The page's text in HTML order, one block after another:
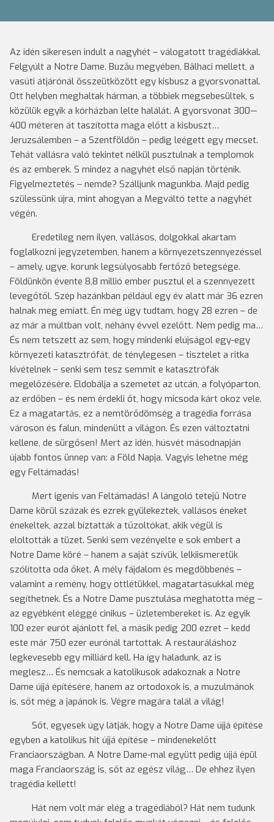
Az idén sikeresen indult a nagyhét – válogatott tragédiákkal.
Felgyúlt a Notre Dame. Buzău megyében, Bâlhaci mellett, a
vasúti átjárónál összeütközött egy kisbusz a gyorsvonattal.
Ott helyben meghaltak hárman, a többiek megsebesültek, s
közülük egyik a kórházban lelte halálát. A gyorsvonat 300—
400 méteren át taszította maga előtt a kisbuszt…
Jeruzsálemben – a Szentföldön – pedig leégett egy mecset.
Tehát vallásra való tekintet nélkül pusztulnak a templomok
és az emberek. S mindez a nagyhét első napján történik.
Figyelmeztetés – nemde? Szálljunk magunkba. Majd pedig
szülessünk újra, mint ahogyan a Megváltó tette a nagyhét
végén.
Eredetileg nem ilyen, vallásos, dolgokkal akartam
foglalkozni jegyzetemben, hanem a környezetszennyezéssel
– amely, ugye, korunk legsúlyosabb fertőző betegsége.
Földünkön évente 8,8 millió ember pusztul el a szennyezett
levegőtől. Szép hazánkban például egy év alatt már 36 ezren
halnak meg emiatt. Én még úgy tudtam, hogy 28 ezren – de
az már a múltban volt, néhány évvel ezelőtt. Nem pedig ma…
És nem tetszett az sem, hogy mindenki elújságol egy-egy
környezeti katasztrófát, de ténylegesen – tisztelet a ritka
kivételnek – senki sem tesz semmit e katasztrófák
megelőzésére. Eldobálja a szemetet az utcán, a folyóparton,
az erdőben – és nem érdekli őt, hogy micsoda kárt okoz vele.
Ez a magatartás, ez a nemtörődömség a tragédia forrása
városon és falun, mindenütt a világon. És ezen változtatni
kellene, de sürgősen! Mert az idén, húsvét másodnapján
újabb fontos ünnep van: a Föld Napja. Vagyis lehetne még
egy Feltámadás!
Mert igenis van Feltámadás! A lángoló tetejű Notre
Dame körül százak és ezrek gyülekeztek, vallásos éneket
énekeltek, azzal bíztatták a tűzoltókat, akik végül is
eloltották a tüzet. Senki sem vezényelte e sok embert a
Notre Dame köré – hanem a saját szívük, lelkiismeretük
szólította oda őket. A mély fájdalom és megdöbbenés –
valamint a remény, hogy ottlétükkel, magatartásukkal még
segíthetnek. És a Notre Dame pusztulása meghatotta még –
az egyébként eléggé cinikus – üzletembereket is. Az egyik
100 ezer eurót ajánlott fel, a másik pedig 200 ezret – kedd
este már 750 ezer eurónál tartottak. A restauráláshoz
legkevesebb egy milliárd kell. Ha így haladunk, az is
meglesz… És nemcsak a katolikusok adakoznak a Notre
Dame újjá építésére, hanem az ortodoxok is, a muzulmánok
is, sőt még a japánok is. Végre magára talál a világ!
Sőt, egyesek úgy látják, hogy a Notre Dame újjá építése
egyben a katolikus hit újjá építése – mindenekelőtt
Franciaországban. A Notre Dame-mal együtt pedig újjá épül
maga Franciaország is, sőt az egész világ… De ehhez ilyen
tragédia kellett!
Hát nem volt már elég a tragédiából? Hát nem tudunk